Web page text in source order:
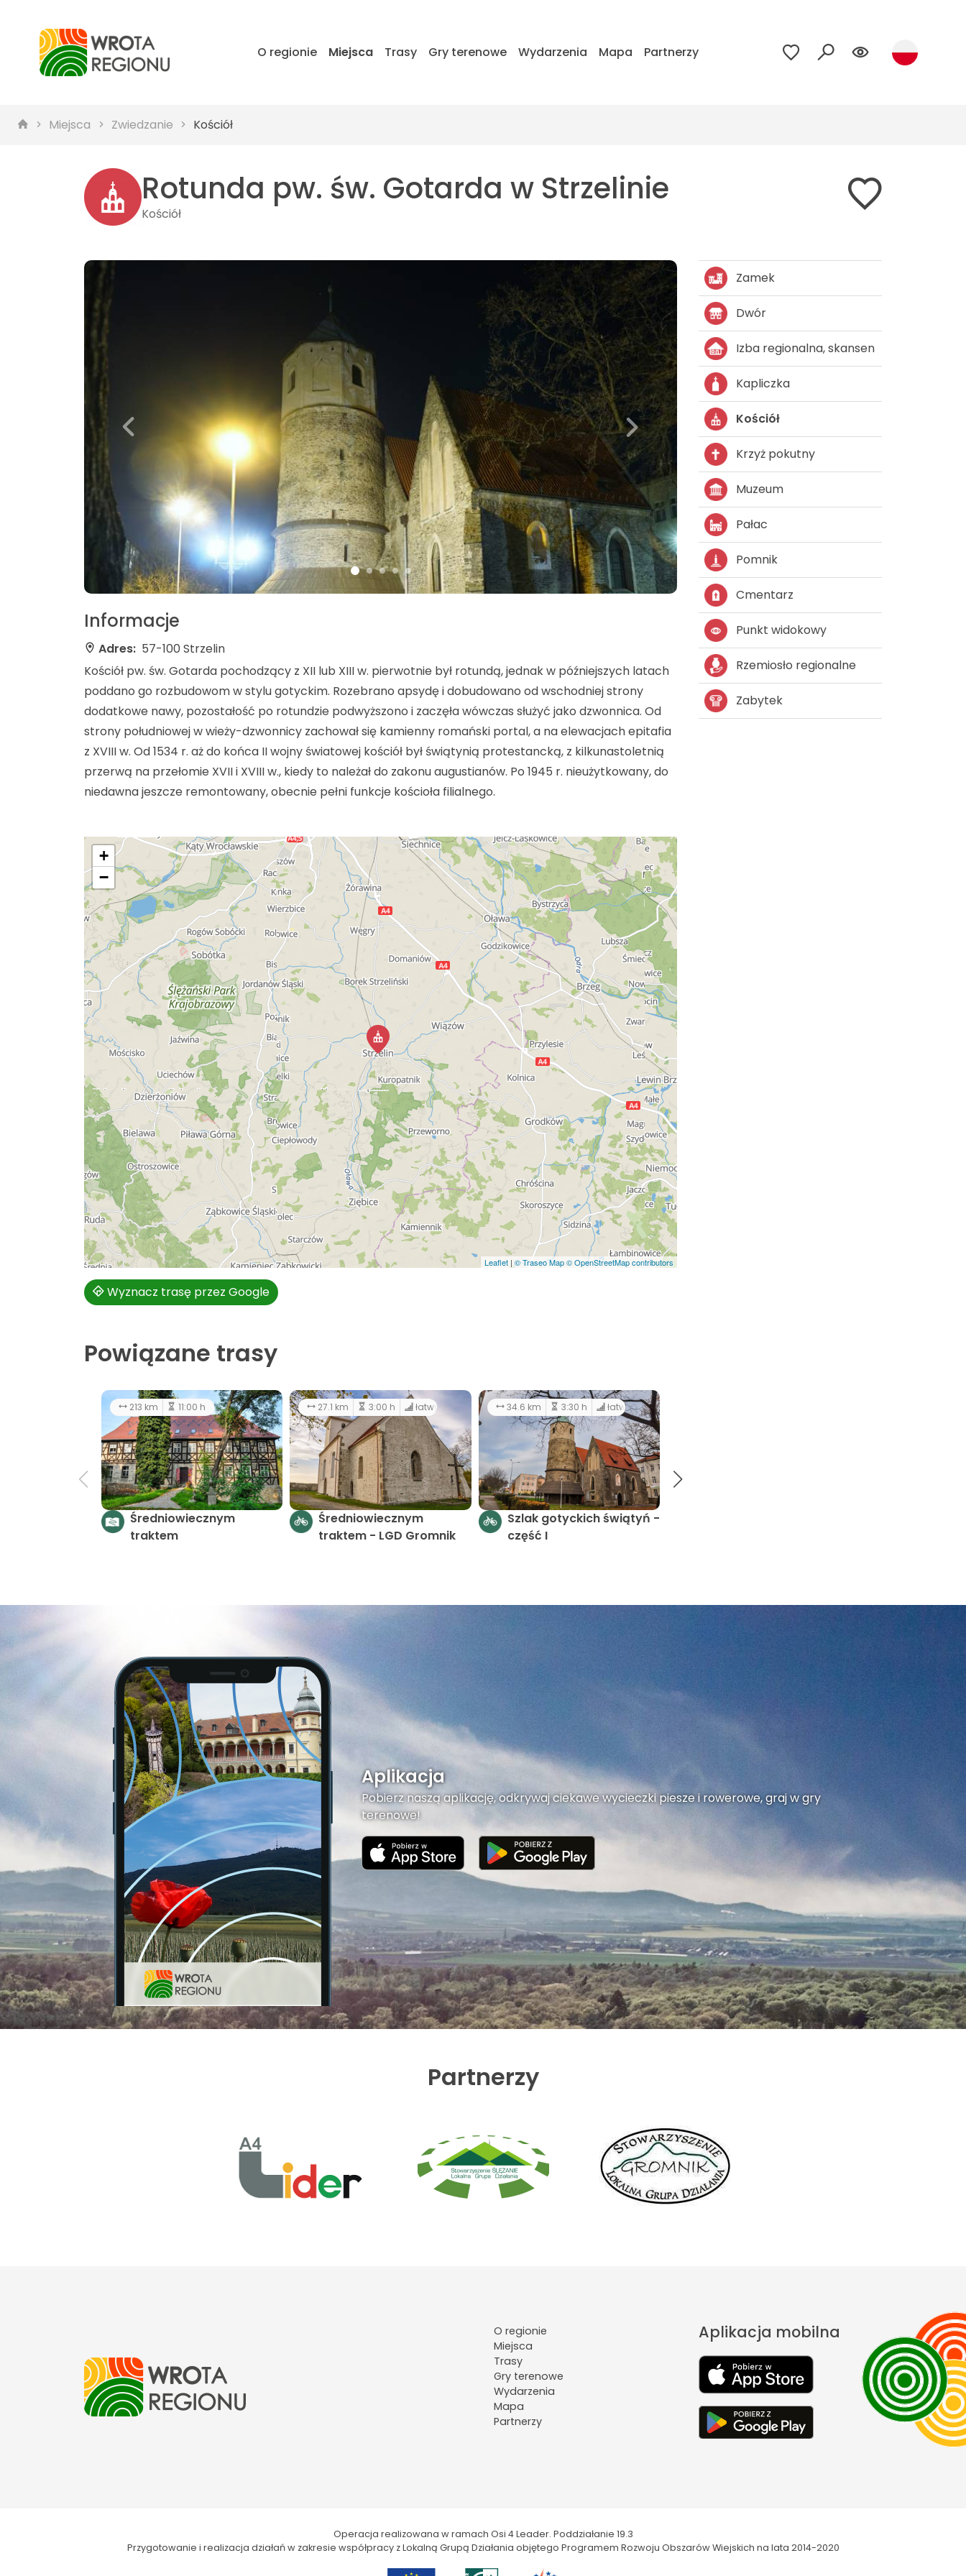
O regionie Miejsca Trasy Gry terenowe Wydarzenia Mapa Partnerzy
Miejsca Zwiedzanie Kościół
Rotunda pw. św. Gotarda w Strzelinie
Kościół
Informacje
Adres: 57-100 Strzelin
Kościół pw. św. Gotarda pochodzący z XII lub XIII w. pierwotnie był rotundą, jednak w późniejszych latach
poddano go rozbudowom w stylu gotyckim. Rozebrano apsydę i dobudowano od wschodniej strony
dodatkowe nawy, pozostałość po rotundzie podwyższono i zaczęła wówczas służyć jako dzwonnica. Od
strony południowej w wieży-dzwonnicy zachował się kamienny romański portal, a na elewacjach epitafia
z XVIII w. Od 1534 r. aż do końca II wojny światowej kościół był świątynią protestancką, z kilkunastoletnią
przerwą na przełomie XVII i XVIII w., kiedy to należał do zakonu augustianów. Po 1945 r. nieużytkowany, do
niedawna jeszcze remontowany, obecnie pełni funkcje kościoła filialnego.
+
−
Leaflet | © Traseo Map© OpenStreetMap contributors
Wyznacz trasę przez Google
Powiązane trasy
Średniowiecznym
27.1 km 3:00 h łatwy
Średniowiecznym
traktem - LGD Gromnik
34.6 km 3:30 h łatwy
Szlak gotyckich świątyń -
część I
39.3 km łatwy
Szlak gotyckich świątyń -
Zamek
Dwór
Izba regionalna, skansen
Kapliczka
Kościół
Krzyż pokutny
Muzeum
Pałac
Pomnik
Cmentarz
Punkt widokowy
Rzemiosło regionalne
Zabytek
Aplikacja
Pobierz naszą aplikację, odkrywaj ciekawe wycieczki piesze i rowerowe, graj w gry
terenowe!
Partnerzy
O regionie
Miejsca
Trasy
Gry terenowe
Wydarzenia
Mapa
Partnerzy
Aplikacja mobilna
Operacja realizowana w ramach Osi 4 Leader. Poddziałanie 19.3
Przygotowanie i realizacja działań w zakresie współpracy z Lokalną Grupą Działania objętego Programem Rozwoju Obszarów Wiejskich na lata 2014-2020